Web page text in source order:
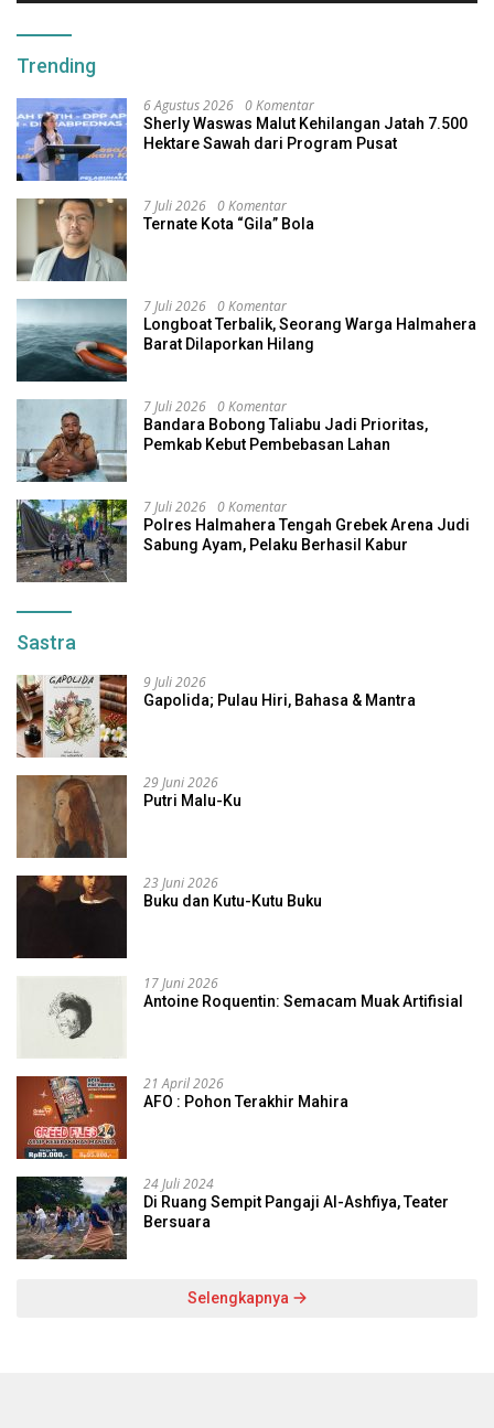
Trending
6 Agustus 2026 0 Komentar
Sherly Waswas Malut Kehilangan Jatah 7.500
Hektare Sawah dari Program Pusat
7 Juli 2026 0 Komentar
Ternate Kota “Gila” Bola
7 Juli 2026 0 Komentar
Longboat Terbalik, Seorang Warga Halmahera
Barat Dilaporkan Hilang
7 Juli 2026 0 Komentar
Bandara Bobong Taliabu Jadi Prioritas,
Pemkab Kebut Pembebasan Lahan
7 Juli 2026 0 Komentar
Polres Halmahera Tengah Grebek Arena Judi
Sabung Ayam, Pelaku Berhasil Kabur
Sastra
9 Juli 2026
Gapolida; Pulau Hiri, Bahasa & Mantra
29 Juni 2026
Putri Malu-Ku
23 Juni 2026
Buku dan Kutu-Kutu Buku
17 Juni 2026
Antoine Roquentin: Semacam Muak Artifisial
21 April 2026
AFO : Pohon Terakhir Mahira
24 Juli 2024
Di Ruang Sempit Pangaji Al-Ashfiya, Teater
Bersuara
Selengkapnya